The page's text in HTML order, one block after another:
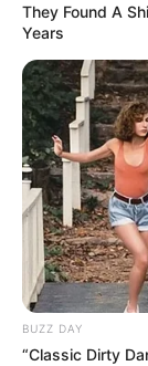
© 2025
They Found A
Years
BUZZ DAY
“Classic Dirty